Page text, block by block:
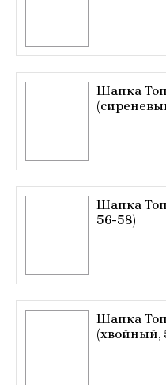
Шапка
Шапка
56-58)
Шапка
(хвойный,